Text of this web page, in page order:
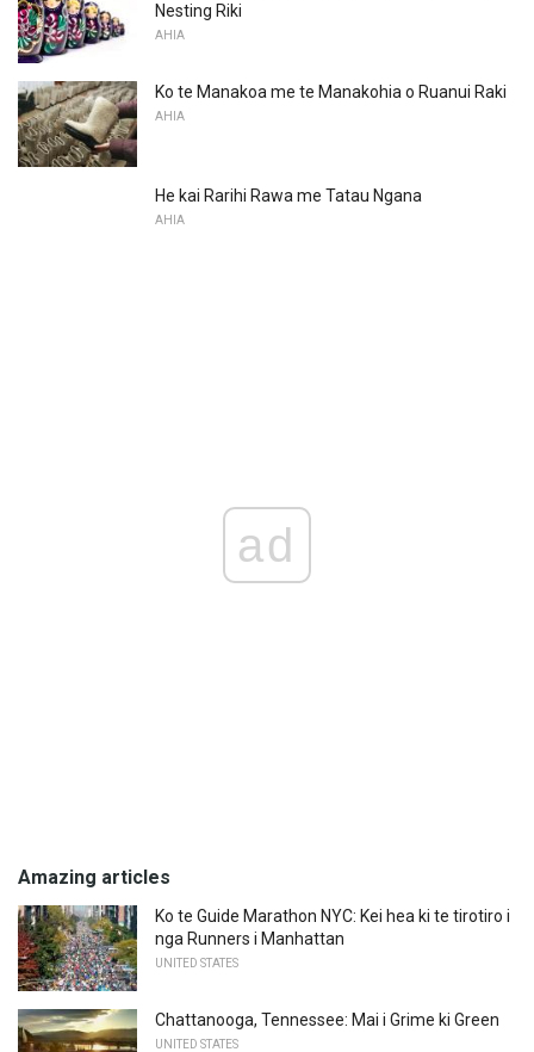
Nesting Riki
AHIA
Ko te Manakoa me te Manakohia o Ruanui Raki
AHIA
He kai Rarihi Rawa me Tatau Ngana
AHIA
ad
Amazing articles
Ko te Guide Marathon NYC: Kei hea ki te tirotiro i
nga Runners i Manhattan
UNITED STATES
Chattanooga, Tennessee: Mai i Grime ki Green
UNITED STATES